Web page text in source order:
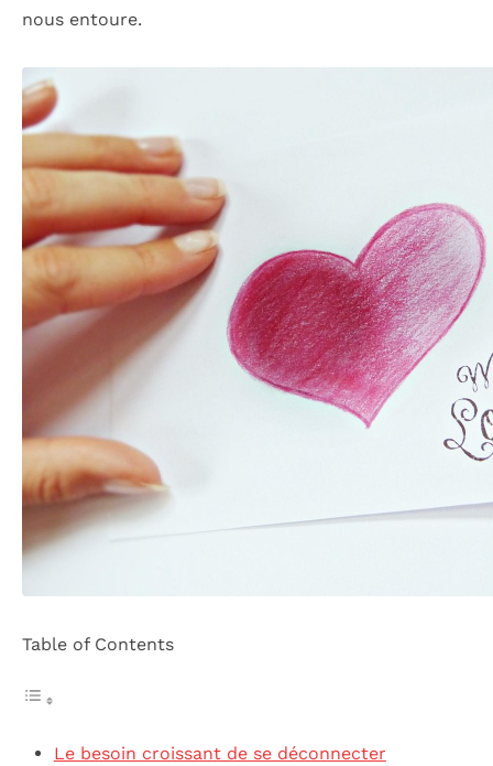
nous entoure.
Table of Contents
Le besoin croissant de se déconnecter